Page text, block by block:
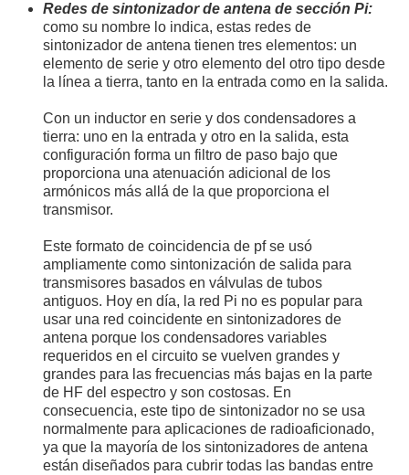
Redes de sintonizador de antena de sección Pi:
como su nombre lo indica, estas redes de
sintonizador de antena tienen tres elementos: un
elemento de serie y otro elemento del otro tipo desde
la línea a tierra, tanto en la entrada como en la salida.
Con un inductor en serie y dos condensadores a
tierra: uno en la entrada y otro en la salida, esta
configuración forma un filtro de paso bajo que
proporciona una atenuación adicional de los
armónicos más allá de la que proporciona el
transmisor.
Este formato de coincidencia de pf se usó
ampliamente como sintonización de salida para
transmisores basados ​​en válvulas de tubos
antiguos. Hoy en día, la red Pi no es popular para
usar una red coincidente en sintonizadores de
antena porque los condensadores variables
requeridos en el circuito se vuelven grandes y
grandes para las frecuencias más bajas en la parte
de HF del espectro y son costosas. En
consecuencia, este tipo de sintonizador no se usa
normalmente para aplicaciones de radioaficionado,
ya que la mayoría de los sintonizadores de antena
están diseñados para cubrir todas las bandas entre